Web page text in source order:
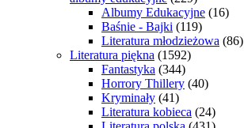
Albumy Edukacyjne (16)
Baśnie - Bajki (119)
Literatura młodzieżowa (86)
Literatura piękna (1592)
Fantastyka (344)
Horrory Thillery (40)
Kryminały (41)
Literatura kobieca (24)